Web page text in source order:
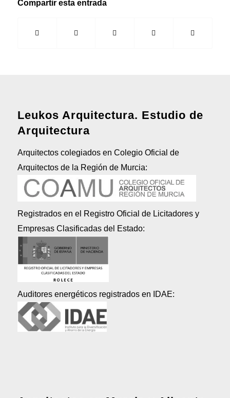
Compartir esta entrada
Leukos Arquitectura. Estudio de
Arquitectura
Arquitectos colegiados en Colegio Oficial de
Arquitectos de la Región de Murcia:
Registrados en el Registro Oficial de Licitadores y
Empresas Clasificadas del Estado:
Auditores energéticos registrados en IDAE: